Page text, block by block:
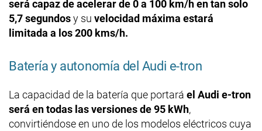
será capaz de acelerar de 0 a 100 km/h en tan solo
5,7 segundosy su velocidad máxima estará
limitada a los 200 kms/h.
Batería y autonomía del Audi e-tron
La capacidad de la batería que portará el Audi e-tron
será en todas las versiones de 95 kWh,
convirtiéndose en uno de los modelos eléctricos cuya